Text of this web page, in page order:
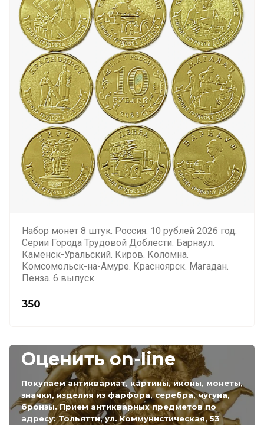
Набор монет 8 штук. Россия. 10 рублей 2026 год.
Серии Города Трудовой Доблести. Барнаул.
Каменск-Уральский. Киров. Коломна.
Комсомольск-на-Амуре. Красноярск. Магадан.
Пенза. 6 выпуск
350
Оценить on-line
Покупаем антиквариат, картины, иконы, монеты,
значки, изделия из фарфора, серебра, чугуна,
бронзы. Прием антикварных предметов по
адресу: Тольятти, ул. Коммунистическая, 53